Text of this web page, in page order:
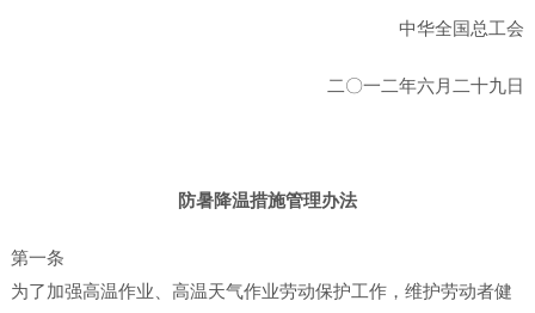
中华全国总工会
二〇一二年六月二十九日
防暑降温措施管理办法
第一条
为了加强高温作业、高温天气作业劳动保护工作，维护劳动者健